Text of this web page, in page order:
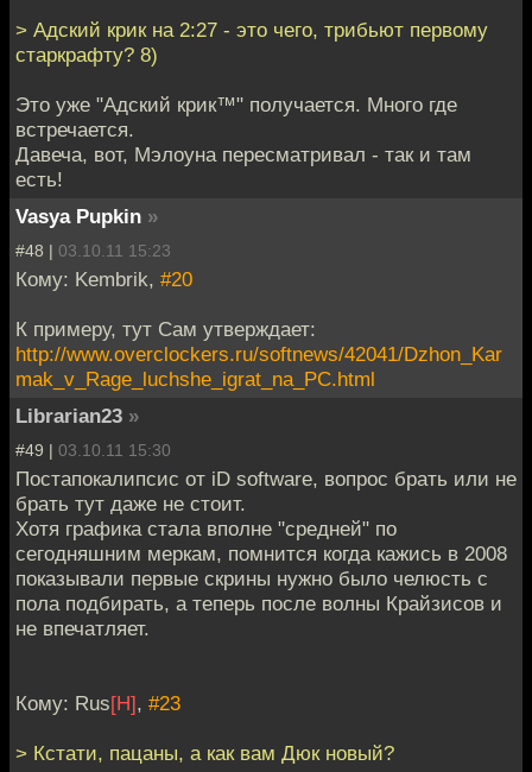
> Адский крик на 2:27 - это чего, трибьют первому
старкрафту? 8)
Это уже "Адский крик™" получается. Много где
встречается.
Давеча, вот, Мэлоуна пересматривал - так и там
есть!
Vasya Pupkin »
#48 | 03.10.11 15:23
Кому: Kembrik, #20
К примеру, тут Сам утверждает:
http://www.overclockers.ru/softnews/42041/Dzhon_Kar
mak_v_Rage_luchshe_igrat_na_PC.html
Librarian23 »
#49 | 03.10.11 15:30
Постапокалипсис от iD software, вопрос брать или не
брать тут даже не стоит.
Хотя графика стала вполне "средней" по
сегодняшним меркам, помнится когда кажись в 2008
показывали первые скрины нужно было челюсть с
пола подбирать, а теперь после волны Крайзисов и
не впечатляет.
Кому: Rus[H], #23
> Кстати, пацаны, а как вам Дюк новый?